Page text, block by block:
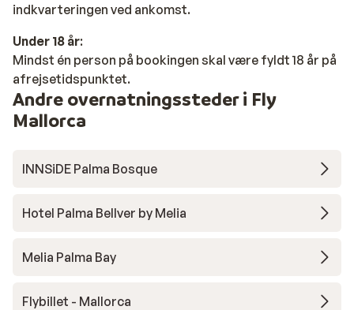
indkvarteringen ved ankomst.
Under 18 år:
Mindst én person på bookingen skal være fyldt 18 år på
afrejsetidspunktet.
Andre overnatningssteder i Fly
Mallorca
INNSiDE Palma Bosque
Hotel Palma Bellver by Melia
Melia Palma Bay
Flybillet - Mallorca